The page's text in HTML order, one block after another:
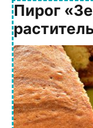
Пирог